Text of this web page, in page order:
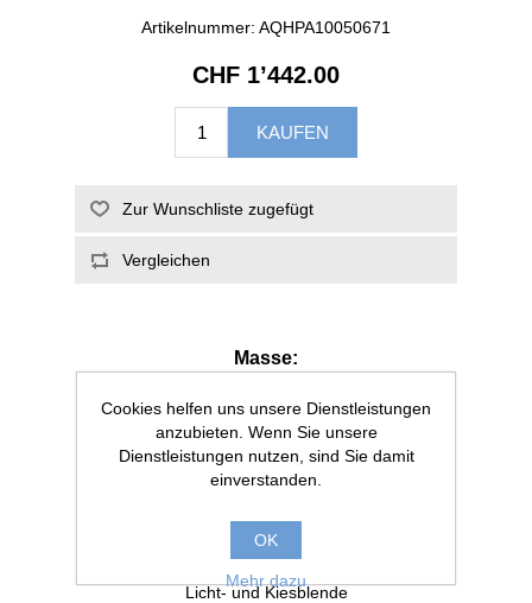
Artikelnummer: AQHPA10050671
CHF 1’442.00
Masse:
Eckabkantungen: 15x15cm
Inhalt: 287 Liter
Glasdicke: 10mm
Beleuchtung integriert:
1x26W EHEIM powerLED+
Licht- und Kiesblende
Cookies helfen uns unsere Dienstleistungen
anzubieten. Wenn Sie unsere
Dienstleistungen nutzen, sind Sie damit
einverstanden.
OK
Mehr dazu